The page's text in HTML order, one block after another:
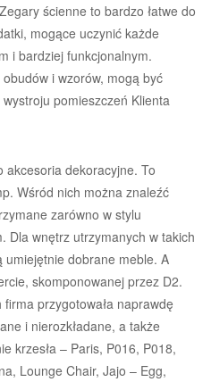
ścienne to bardzo łatwe do
mogące uczynić każde
i bardziej funkcjonalnym.
i wzorów, mogą być
pomieszczeń Klienta
akcesoria dekoracyjne. To
Wśród nich można znaleźć
zarówno w stylu
Dla wnętrz utrzymanych w takich
dobrane meble. A
skomponowanej przez D2.
przygotowała naprawdę
i nierozkładane, a także
krzesła – Paris, P016, P018,
Lounge Chair, Jajo – Egg,